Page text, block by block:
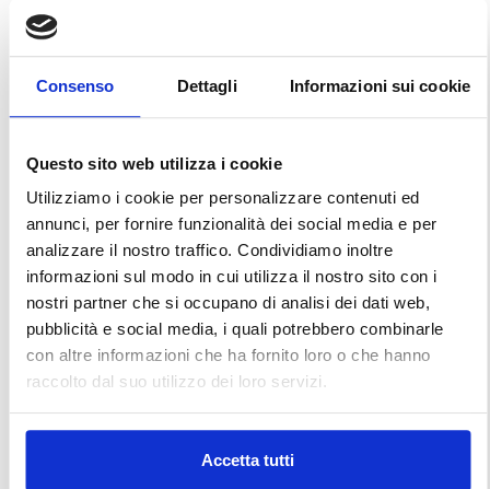
Consenso Dettagli Informazioni sui cookie
Questo sito web utilizza i cookie
Utilizziamo i cookie per personalizzare contenuti ed
annunci, per fornire funzionalità dei social media e per
analizzare il nostro traffico. Condividiamo inoltre
informazioni sul modo in cui utilizza il nostro sito con i
nostri partner che si occupano di analisi dei dati web,
pubblicità e social media, i quali potrebbero combinarle
con altre informazioni che ha fornito loro o che hanno
raccolto dal suo utilizzo dei loro servizi.
Accetta tutti